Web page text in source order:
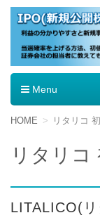
IPO（
Menu
コ
テ
ン
へ
移
動
HOME リタリコ
リタリコ
LITALICO(